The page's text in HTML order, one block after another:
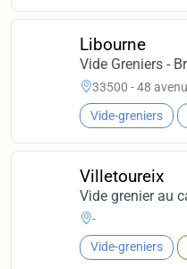
Libourne
Vide Greniers -
33500 - 48
Vide-greniers
Villetoureix
Vide grenier au
-
Vide-greniers